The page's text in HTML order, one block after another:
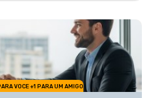
VOCE +1 PARA UM AMIGO